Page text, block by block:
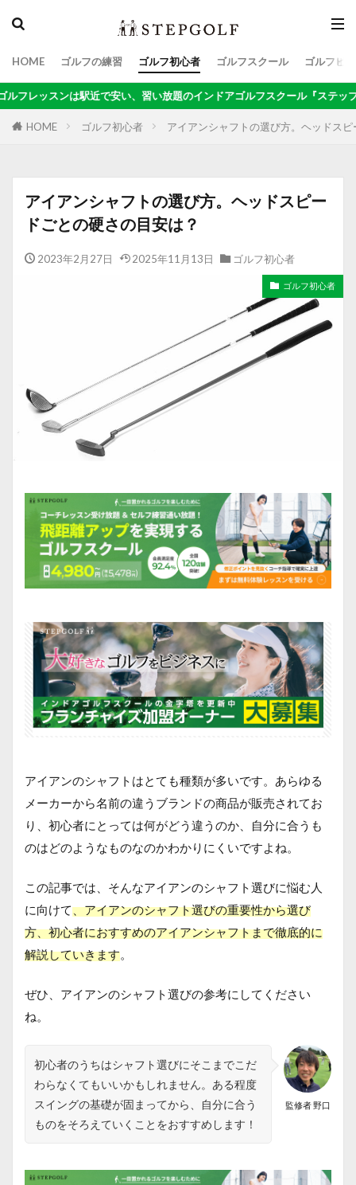
HOME ゴルフの練習 ゴルフ初心者 ゴルフスクール ゴルフビ
い、習い放題のインドアゴルフスクール『ステップゴルフ』無料体験受付
HOME ゴルフ初心者 アイアンシャフトの選び方。ヘッドス
アイアンシャフトの選び方。ヘッドスピー
ドごとの硬さの目安は？
2023年2月27日 2025年11月13日 ゴルフ初心者
ゴルフ初心者
アイアンのシャフトはとても種類が多いです。あらゆる
メーカーから名前の違うブランドの商品が販売されてお
り、初心者にとっては何がどう違うのか、自分に合うも
のはどのようなものなのかわかりにくいですよね。
この記事では、そんなアイアンのシャフト選びに悩む人
に向けて、アイアンのシャフト選びの重要性から選び
方、初心者におすすめのアイアンシャフトまで徹底的に
解説していきます。
ぜひ、アイアンのシャフト選びの参考にしてください
ね。
監修者 野口
初心者のうちはシャフト選びにそこまでこだ
わらなくてもいいかもしれません。ある程度
スイングの基礎が固まってから、自分に合う
ものをそろえていくことをおすすめします！
検索